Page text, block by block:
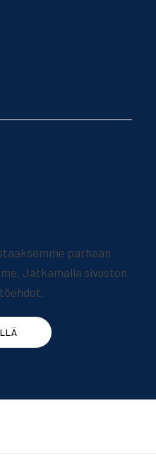
parhaan
Jatkamalla sivuston